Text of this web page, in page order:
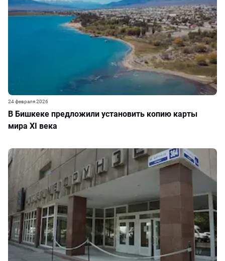
В Бишкеке предложили установить копию карты
мира XI века
24 февраля 2026